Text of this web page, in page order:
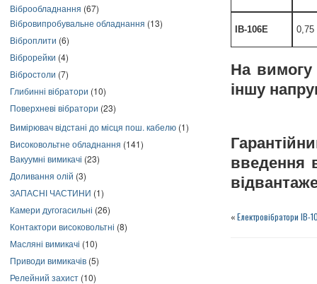
Віброобладнання (67)
Вібровипробувальне обладнання (13)
Віброплити (6)
Віброрейки (4)
Вібростоли (7)
Глибинні вібратори (10)
Поверхневі вібратори (23)
Вимірювач відстані до місця пош. кабелю (1)
Високовольтне обладнання (141)
Вакуумні вимикачі (23)
Доливання олій (3)
ЗАПАСНІ ЧАСТИНИ (1)
Камери дугогасильні (26)
Контактори високовольтні (8)
Масляні вимикачі (10)
Приводи вимикачів (5)
Релейний захист (10)
ІВ-106Е 0,75
На вимогу
іншу
введення
«Електровібратори